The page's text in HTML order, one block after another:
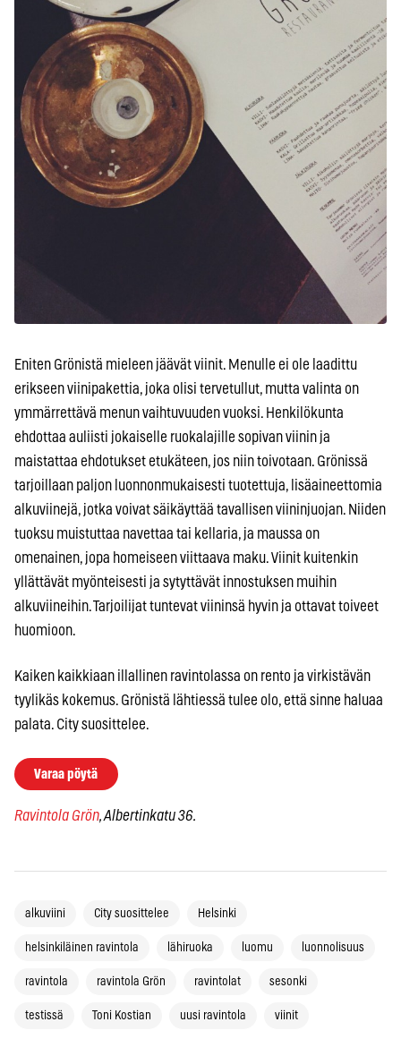
Eniten Grönistä mieleen jäävät viinit. Menulle ei ole laadittu
erikseen viinipakettia, joka olisi tervetullut, mutta valinta on
ymmärrettävä menun vaihtuvuuden vuoksi. Henkilökunta
ehdottaa auliisti jokaiselle ruokalajille sopivan viinin ja
maistattaa ehdotukset etukäteen, jos niin toivotaan. Grönissä
tarjoillaan paljon luonnonmukaisesti tuotettuja, lisäaineettomia
alkuviinejä, jotka voivat säikäyttää tavallisen viininjuojan. Niiden
tuoksu muistuttaa navettaa tai kellaria, ja maussa on
omenainen, jopa homeiseen viittaava maku. Viinit kuitenkin
yllättävät myönteisesti ja sytyttävät innostuksen muihin
alkuviineihin. Tarjoilijat tuntevat viininsä hyvin ja ottavat toiveet
huomioon.
Kaiken kaikkiaan illallinen ravintolassa on rento ja virkistävän
tyylikäs kokemus. Grönistä lähtiessä tulee olo, että sinne haluaa
palata. City suosittelee.
Varaa pöytä
Ravintola Grön, Albertinkatu 36.
alkuviini City suosittelee Helsinki
helsinkiläinen ravintola lähiruoka luomu luonnolisuus
ravintola ravintola Grön ravintolat sesonki
testissä Toni Kostian uusi ravintola viinit